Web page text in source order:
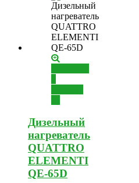
Дизельный
нагреватель
QUATTRO
ELEMENTI
QE-65D